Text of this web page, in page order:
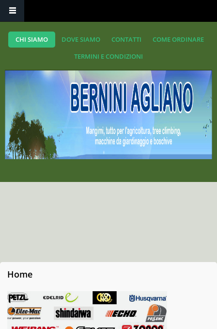
CHI SIAMO DOVE SIAMO CONTATTI
COME ORDINARE
TERMINI E CONDIZIONI
Home